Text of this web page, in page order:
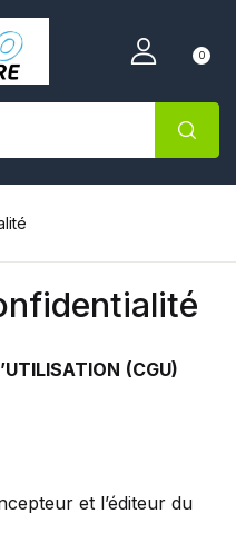
0
(CGU)
et l’éditeur du